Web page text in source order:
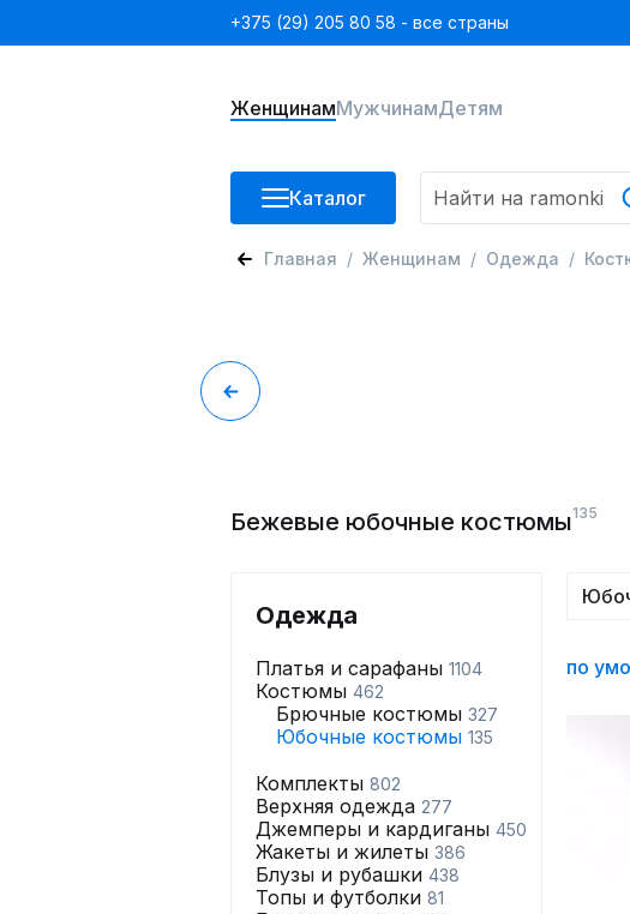
+375 (29) 205 80 58 - все страны
ЖенщинамМужчинамДетям
Каталог
Главная Женщинам Одежда
Бежевые юбочные костюмы135
Одежда
Платья и сарафаны 1104
Костюмы 462
Брючные костюмы 327
Юбочные костюмы 135
Комплекты 802
Верхняя одежда 277
Джемперы и кардиганы 450
Жакеты и жилеты 386
Блузы и рубашки 438
Топы и футболки 81
по